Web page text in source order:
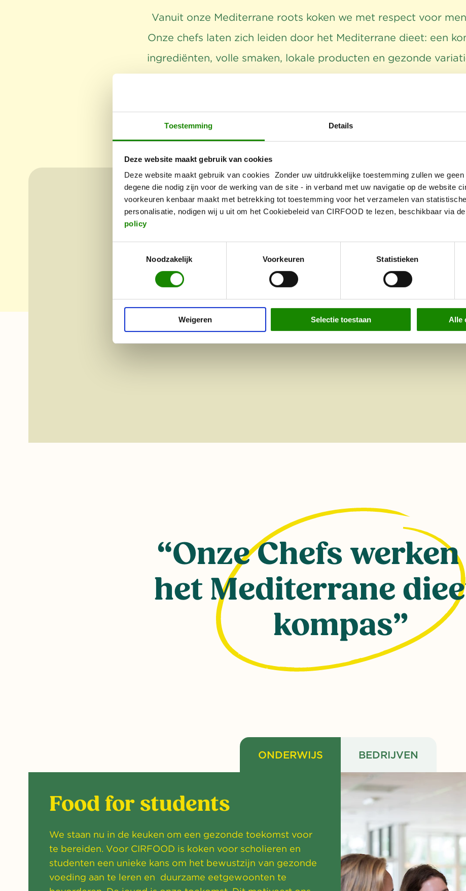
Toestemming Details
Deze website maakt gebruik van cookies
Deze website maakt gebruik van cookies Zonder uw uitdrukkelijke toestemming zullen we
degene die nodig zijn voor de werking van de site - in verband met uw navigatie op de website
voorkeuren kenbaar maakt met betrekking tot toestemming voor het verzamelen van
personalisatie, nodigen wij u uit om het Cookiebeleid van CIRFOOD te lezen, beschikbaar via
policy
Noodzakelijk
Voorkeuren Statistieken
Weigeren Selectie toestaan Alle
Vanuit onze Mediterrane roots koken we met respect voor
Onze chefs laten zich leiden door het Mediterrane dieet: een
ingrediënten, volle smaken, lokale producten en gezonde
vormt onze basis, duurzaamheid onze natuur. Zo creëren we
partners betekenisvolle momenten aan tafel, voor vandaag
CIRFOOD. Hospitality partner van de toekomst.
Onze Chefs
het Mediterrane
kompas
ONDERWIJS BEDRIJVEN
Food for students
We staan nu in de keuken om een gezonde toekomst voor
te bereiden. Voor CIRFOOD is koken voor scholieren en
studenten een unieke kans om het bewustzijn van gezonde
voeding aan te leren en duurzame eetgewoonten te